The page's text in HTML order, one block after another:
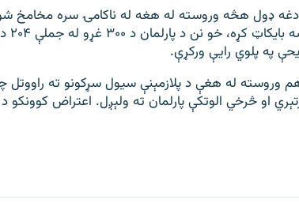
دغه ډول هڅه وروسته له هغه له ناکامۍ سره مخامخ
په پلوي رایې ورکړې.
هم وروسته له هغې د پلازمېنې سیول سړکونو ته
او څرخي الوتکې پارلمان ته ولېږل. اعتراض